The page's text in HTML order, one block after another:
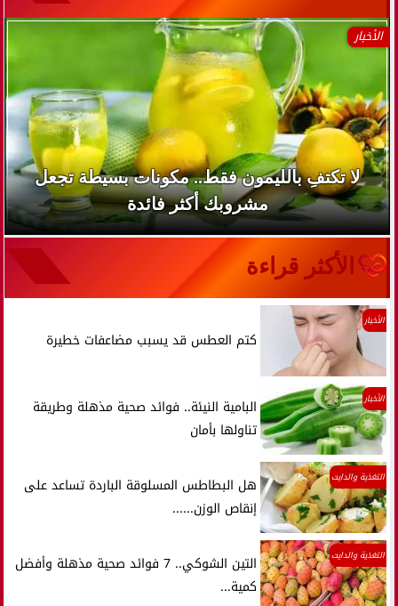
الأخبار
لا تكتفِ بالليمون فقط.. مكونات بسيطة تجعل
مشروبك أكثر فائدة
الأكثر قراءة
الأخبار
كتم العطس قد يسبب مضاعفات خطيرة
الأخبار
البامية النيئة.. فوائد صحية مذهلة وطريقة
تناولها بأمان
التغذية والدايت
هل البطاطس المسلوقة الباردة تساعد على
إنقاص الوزن......
التغذية والدايت
التين الشوكي.. 7 فوائد صحية مذهلة وأفضل
كمية...